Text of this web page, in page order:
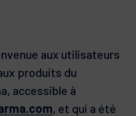
aux utilisateurs
produits du
accessible à
, et qui a été